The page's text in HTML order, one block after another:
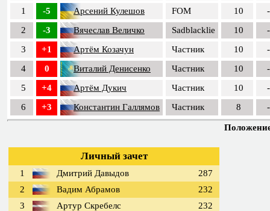
1 -5 Арсений Кулешов FOM 10
-
2
-3 Вячеслав Величко Sadblacklie 10
-
3
+1 Артём Козачун Частник 10
-
4
0 Виталий Денисенко Частник 10
-
5
+4 Артём Дукич Частник 10
-
6
+3 Константин Галлямов Частник 8 -
Положение
Личный зачет
1 Дмитрий Давыдов
287
2
Вадим Абрамов
232
3
Артур Скребелс
232